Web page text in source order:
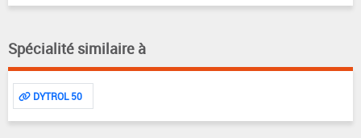
Spécialité similaire à
DYTROL 50